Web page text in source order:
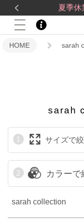
夏季休
送料一律560円5,500
HOME sarah
sarah
サイズで
カラーで
sarah collection
在庫
予約商品